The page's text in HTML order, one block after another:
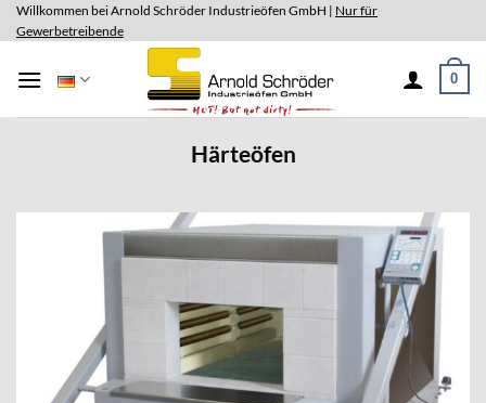
Skip
to
Willkommen bei Arnold Schröder Industrieöfen GmbH | Nur für
Gewerbetreibende
0
Härteöfen